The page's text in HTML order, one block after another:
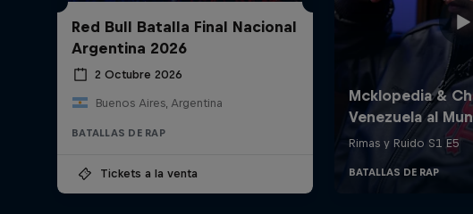
Red Bull Batalla Final Nacional
Argentina 2026
2 Octubre 2026
Buenos Aires, Argentina
BATALLAS DE RAP
Tickets a la venta